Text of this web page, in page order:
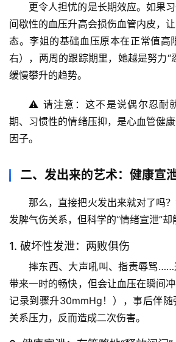
更令人担忧的是长期效应。如果
间歇性的血压升高会损伤血管内皮，
态。李姐的基础血压原本在正常值高
右），两周的跟踪期里，她越是努力“
缓慢攀升的趋势。
⚠️ 请注意 ：这不是说偶尔忍耐
期、习惯性的情绪压抑，是心血管健
因子。
二、发出来的艺术：健康宣
那么，直接把火发出来就对了吗
发脾气伤关系，但科学的“情绪宣泄”却
1. 破坏性发泄：两败俱伤
摔东西、大声吼叫、指责辱骂
带来一时的畅快，但会让血压在瞬间
记录到骤升30mmHg！），事后伴
关系压力，反而造成二次伤害。